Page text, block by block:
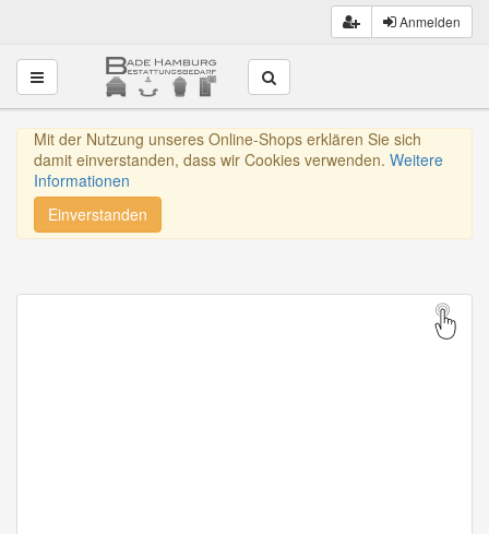
Anmelden
Toggle navigation
Mit der Nutzung unseres Online-Shops erklären Sie sich
damit einverstanden, dass wir Cookies verwenden. Weitere
Informationen
Einverstanden